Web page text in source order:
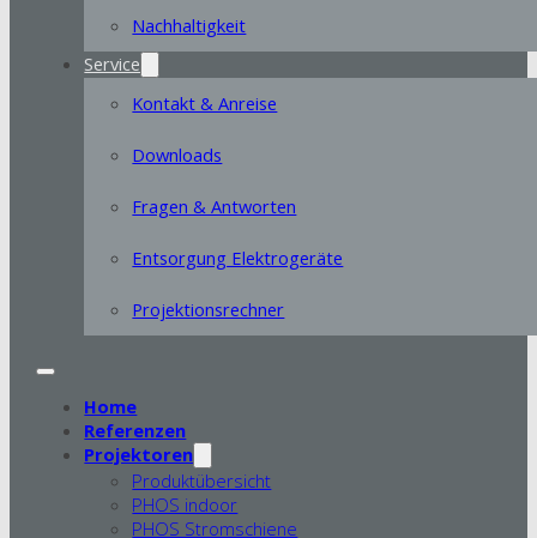
Nachhaltigkeit
Service
Kontakt & Anreise
Downloads
Fragen & Antworten
Entsorgung Elektrogeräte
Projektionsrechner
Home
Referenzen
Projektoren
Produktübersicht
PHOS indoor
PHOS Stromschiene